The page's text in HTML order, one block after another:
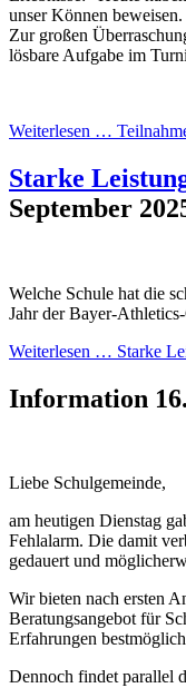
unser Können
Zur großen
lösbare Aufgabe im
Weiterlesen …
Starke
September
Welche Schule hat die
Jahr der Bayer-
Weiterlesen … Starke
Information
Liebe Schulgemeinde,
am heutigen Dienstag
Fehlalarm. Die damit
gedauert und
Wir bieten nach ersten
Beratungsangebot für
Erfahrungen
Dennoch findet parallel